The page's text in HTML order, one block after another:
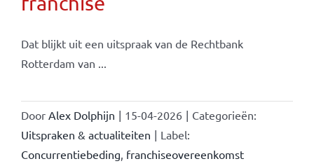
Dat blijkt uit een uitspraak van de Rechtbank
Rotterdam van ...
Door Alex Dolphijn | 15-04-2026 | Categorieën:
Uitspraken & actualiteiten | Label:
Concurrentiebeding, franchiseovereenkomst